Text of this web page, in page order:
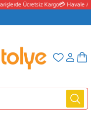
Ücretsiz Kargo💳 Havale /